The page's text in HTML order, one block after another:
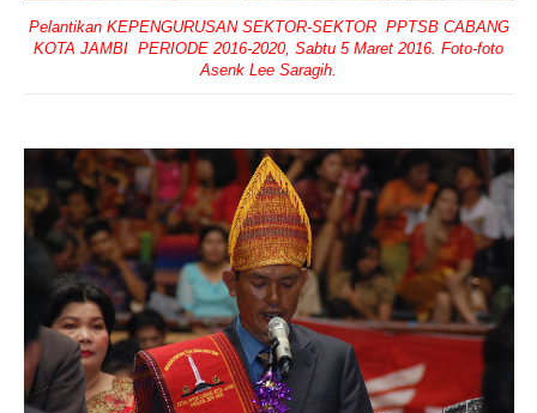
Pelantikan KEPENGURUSAN SEKTOR-SEKTOR PPTSB CABANG
KOTA JAMBI PERIODE 2016-2020, Sabtu 5 Maret 2016. Foto-foto
Asenk Lee Saragih.